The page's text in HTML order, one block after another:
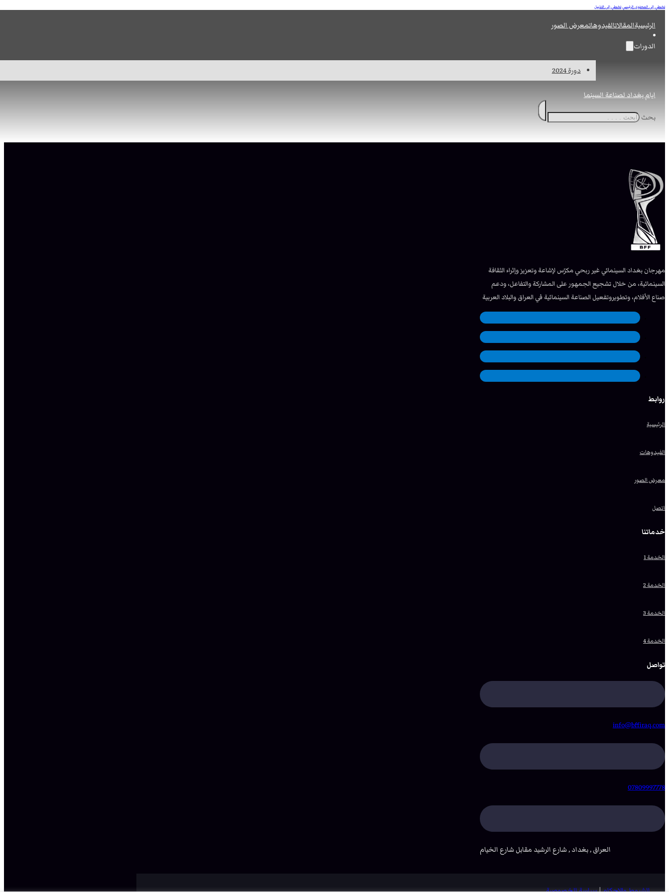
تخطي إلى المحتوى الرئيسيتخطي إلى التذييل
الرئيسيةالمقالاتالفيدوهاتمعرض الصور
الدورات
دورة 2024
ايام بغداد لصناعة السينما
بحث
مهرجان بغداد السينمائي غير ربحي مكرّس لإشاعة وتعزيز وإثراء الثقافة
السينمائية، من خلال تشجيع الجمهور على المشاركة والتفاعل، ودعم
صناع الأفلام، وتطويروتفعيل الصناعة السينمائية في العراق والبلاد العربية
روابط
الرئيسية
الفيدوهات
معرض الصور
اتصل
خدماتنا
الخدمة 1
الخدمة 2
الخدمة 3
الخدمة 4
تواصل
info@bffiraq.com
07809997778
العراق , بغداد , شارع الرشيد مقابل شارع الخيام